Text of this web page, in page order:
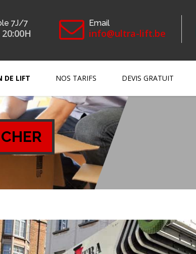
7J/7 Email
info@ultra-lift.be
DE LIFT NOS TARIFS DEVIS GRATUIT